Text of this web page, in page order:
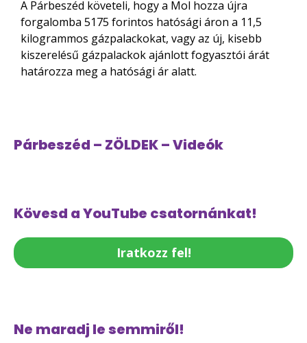
A Párbeszéd követeli, hogy a Mol hozza újra
forgalomba 5175 forintos hatósági áron a 11,5
kilogrammos gázpalackokat, vagy az új, kisebb
kiszerelésű gázpalackok ajánlott fogyasztói árát
határozza meg a hatósági ár alatt.
Párbeszéd – ZÖLDEK – Videók
Kövesd a YouTube csatornánkat!
Iratkozz fel!
Ne maradj le semmiről!